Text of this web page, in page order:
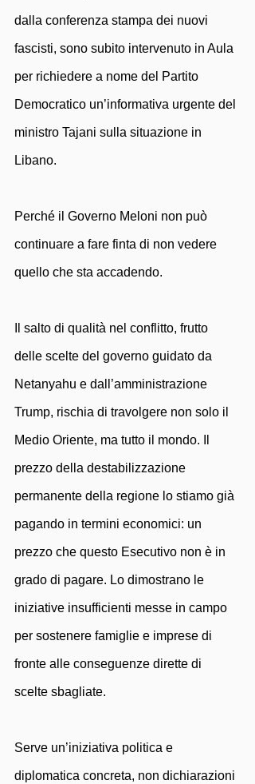
dalla conferenza stampa dei nuovi
fascisti, sono subito intervenuto in Aula
per richiedere a nome del Partito
Democratico un’informativa urgente del
ministro Tajani sulla situazione in
Libano.
Perché il Governo Meloni non può
continuare a fare finta di non vedere
quello che sta accadendo.
Il salto di qualità nel conflitto, frutto
delle scelte del governo guidato da
Netanyahu e dall’amministrazione
Trump, rischia di travolgere non solo il
Medio Oriente, ma tutto il mondo. Il
prezzo della destabilizzazione
permanente della regione lo stiamo già
pagando in termini economici: un
prezzo che questo Esecutivo non è in
grado di pagare. Lo dimostrano le
iniziative insufficienti messe in campo
per sostenere famiglie e imprese di
fronte alle conseguenze dirette di
scelte sbagliate.
Serve un’iniziativa politica e
diplomatica concreta, non dichiarazioni